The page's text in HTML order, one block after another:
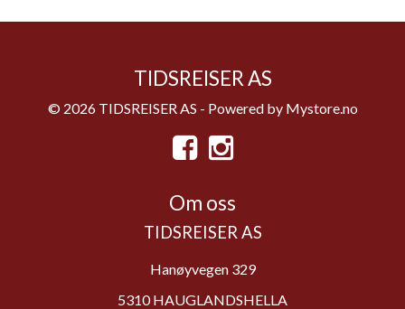
TIDSREISER AS
© 2026 TIDSREISER AS - Powered by Mystore.no
Om oss
TIDSREISER AS
Hanøyvegen 329
5310 HAUGLANDSHELLA